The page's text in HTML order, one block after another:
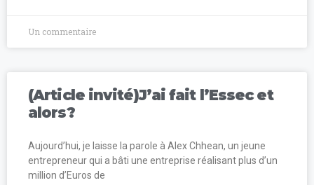
Un commentaire
(Article invité)J’ai fait l’Essec et
alors?
Aujourd’hui, je laisse la parole à Alex Chhean, un jeune
entrepreneur qui a bâti une entreprise réalisant plus d’un
million d’Euros de